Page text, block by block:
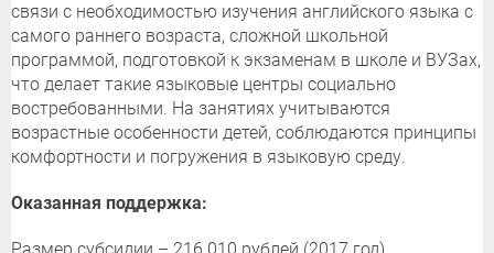
связи с необходимостью изучения английского языка с
самого раннего возраста, сложной школьной
программой, подготовкой к экзаменам в школе и ВУЗах,
что делает такие языковые центры социально
востребованными. На занятиях учитываются
возрастные особенности детей, соблюдаются принципы
комфортности и погружения в языковую среду.
Оказанная поддержка: